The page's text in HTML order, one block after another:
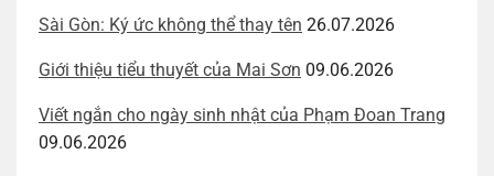
Sài Gòn: Ký ức không thể thay tên 26.07.2026
Giới thiệu tiểu thuyết của Mai Sơn 09.06.2026
Viết ngắn cho ngày sinh nhật của Phạm Đoan Trang
09.06.2026